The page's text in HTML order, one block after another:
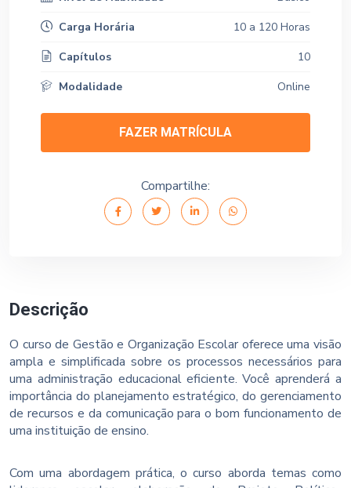
Descrição
O curso de Gestão e Organização Escolar oferece uma visão
ampla e simplificada sobre os processos necessários para
uma administração educacional eficiente. Você aprenderá a
importância do planejamento estratégico, do gerenciamento
de recursos e da comunicação para o bom funcionamento de
uma instituição de ensino.
Com uma abordagem prática, o curso aborda temas como
Carga Horária
10 a 120 Horas
Capítulos
10
Modalidade
Online
FAZER MATRÍCULA
Compartilhe: